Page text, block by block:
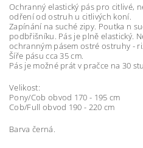
Ochranný elastický pás pro citlivé,
odření od ostruh u citlivých koní.
Zapínání na suché zipy. Poutka n
podbřišníku. Pás je plně elastický.
ochranným pásem ostré ostruhy -
Šíře pásu cca 35 cm.
Pás je možné prát v pračce na 30
Velikost:
Pony/Cob obvod 170 - 195 cm
Cob/Full obvod 190 - 220 cm
Barva černá.